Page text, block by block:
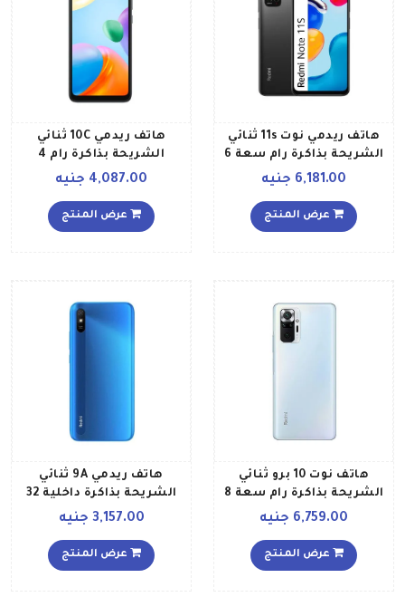
هاتف ريدمي نوت 11s ثنائي
الشريحة بذاكرة رام سعة 6
جيجابايت وذاكرة داخلية
تقنية 4G LTE، لون رمادي
جرافيتي إصدار عالمي
6,181.00 جنيه
عرض المنتج
هاتف ريدمي 10C ثنائي
الشريحة بذاكرة رام 4
LTE بلون رمادي جرافيت
4,087.00 جنيه
عرض المنتج
هاتف نوت 10 برو ثنائي
الشريحة بذاكرة رام سعة 8
جيجابايت وذاكرة داخلية
تقنية 4G LTE، لون أزرق
6,759.00 جنيه
عرض المنتج
هاتف ريدمي 9A ثنائي
الشريحة بذاكرة داخلية 32
LTE، لون أزرق
3,157.00 جنيه
عرض المنتج